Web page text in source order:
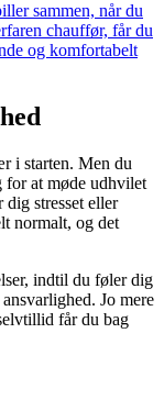
sammen, når du
chauffør, får du
og komfortabelt
i starten. Men du
for at møde udhvilet
stresset eller
normalt, og det
indtil du føler dig
Jo mere
får du bag